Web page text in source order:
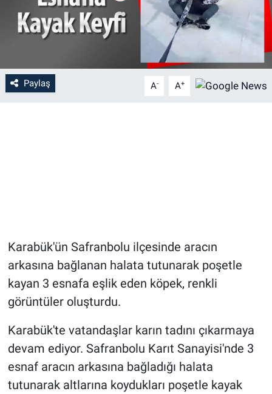
Paylaş A- A+
Karabük'ün Safranbolu ilçesinde aracın
arkasına bağlanan halata tutunarak poşetle
kayan 3 esnafa eşlik eden köpek, renkli
görüntüler oluşturdu.
Karabük'te vatandaşlar karın tadını çıkarmaya
devam ediyor. Safranbolu Karıt Sanayisi'nde 3
esnaf aracın arkasına bağladığı halata
tutunarak altlarına koydukları poşetle kayak